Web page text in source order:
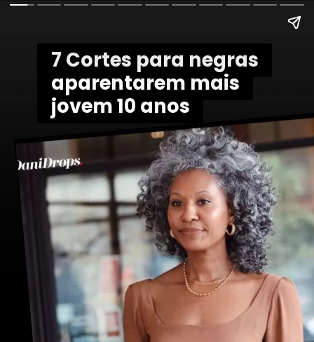
7 Cortes para negras
aparentarem mais
jovem 10 anos
7 Cortes para negras
aparentarem mais
jovem 10 anos